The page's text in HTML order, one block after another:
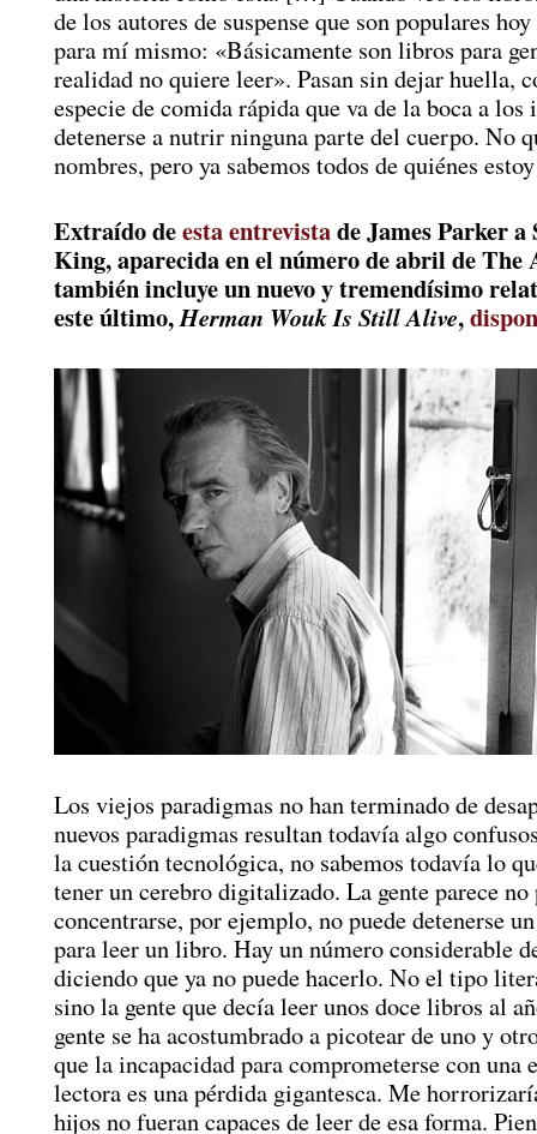
de los autores de suspense que son populares
para mí mismo: «Básicamente son libros para
realidad no quiere leer». Pasan sin dejar huella,
especie de comida rápida que va de la boca a los
detenerse a nutrir ninguna parte del cuerpo. No
nombres, pero ya sabemos todos de quiénes
Extraído deesta entrevistade James Parker a
King, aparecida en el número de abril de The
también incluye un nuevo y tremendísimo
este último,Herman Wouk Is Still Alive,
Los viejos paradigmas no han terminado de
nuevos paradigmas resultan todavía algo
la cuestión tecnológica, no sabemos todavía lo
tener un cerebro digitalizado. La gente parece no
concentrarse, por ejemplo, no puede detenerse
para leer un libro. Hay un número considerable
diciendo que ya no puede hacerlo. No el tipo
sino la gente que decía leer unos doce libros al
gente se ha acostumbrado a picotear de uno y
que la incapacidad para comprometerse con una
lectora es una pérdida gigantesca. Me
hijos no fueran capaces de leer de esa forma.